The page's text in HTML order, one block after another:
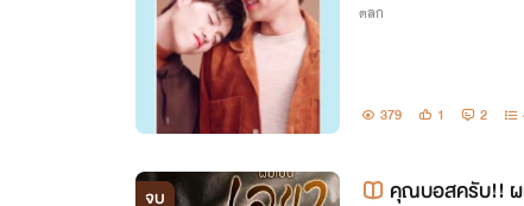
ตลก
379 1 2
จบ
คุณบอสครับ!! ผ